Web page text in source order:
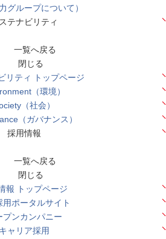
グループについて）
テナビリティ
一覧へ戻る
閉じる
リティ トップページ
（環境）
（社会）
（ガバナンス）
採用情報
一覧へ戻る
閉じる
報 トップページ
用ポータルサイト
プンカンパニー
キャリア採用